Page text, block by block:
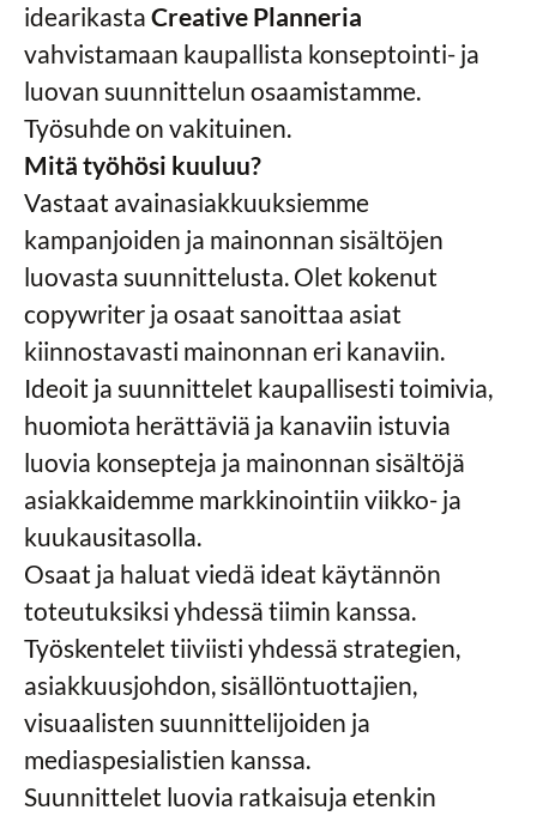
idearikasta Creative Planneria
vahvistamaan kaupallista konseptointi- ja
luovan suunnittelun osaamistamme.
Työsuhde on vakituinen.
Mitä työhösi kuuluu?
Vastaat avainasiakkuuksiemme
kampanjoiden ja mainonnan sisältöjen
luovasta suunnittelusta. Olet kokenut
copywriter ja osaat sanoittaa asiat
kiinnostavasti mainonnan eri kanaviin.
Ideoit ja suunnittelet kaupallisesti toimivia,
huomiota herättäviä ja kanaviin istuvia
luovia konsepteja ja mainonnan sisältöjä
asiakkaidemme markkinointiin viikko- ja
kuukausitasolla.
Osaat ja haluat viedä ideat käytännön
toteutuksiksi yhdessä tiimin kanssa.
Työskentelet tiiviisti yhdessä strategien,
asiakkuusjohdon, sisällöntuottajien,
visuaalisten suunnittelijoiden ja
mediaspesialistien kanssa.
Suunnittelet luovia ratkaisuja etenkin